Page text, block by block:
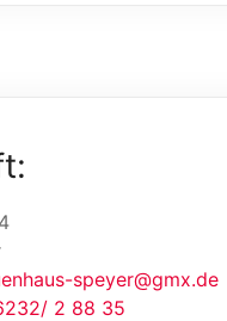
speyer@gmx.de
2 88 35